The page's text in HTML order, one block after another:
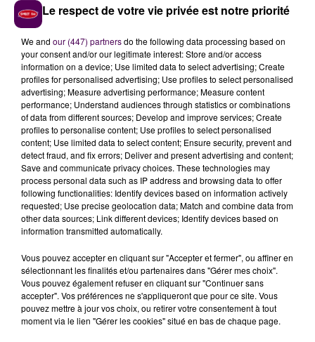
DES BLESSÉS LÉGERS
Neuf personnes sont concernées par l'accident,
survenu à 11h30 : quatre d'entre elles ont été
blessées, "légèrement"selon les pompiers. Dans une
communication aux rédactions à 14h, le Servide
départemental d'incendie et de secours du Calvados
indique que l'opération pour tout remettre en ordre
sera"de longue durée".
Le respect de votre vie privée est notre priorité
We and our (447) partnersdo the following data processing based on
your consent and/or our legitimate interest: Store and/or access
information on a device; Use limited data to select advertising; Create
profiles for personalised advertising; Use profiles to select personalised
advertising; Measure advertising performance; Measure content
performance; Understand audiences through statistics or combinations
of data from different sources; Develop and improve services; Create
profiles to personalise content; Use profiles to select personalised
content; Use limited data to select content; Ensure security, prevent and
detect fraud, and fix errors; Deliver and present advertising and content;
Save and communicate privacy choices. These technologies may
process personal data such as IP address and browsing data to offer
following functionalities: Identify devices based on information actively
requested; Use precise geolocation data; Match and combine data from
other data sources; Link different devices; Identify devices based on
information transmitted automatically.
Vous pouvez accepter en cliquant sur "Accepter et fermer", ou affiner en
sélectionnant les finalités et/ou partenaires dans "Gérer mes choix".
Vous pouvez également refuser en cliquant sur "Continuer sans
accepter". Vos préférences ne s'appliqueront que pour ce site. Vous
pouvez mettre à jour vos choix, ou retirer votre consentement à tout
moment via le lien "Gérer les cookies" situé en bas de chaque page.